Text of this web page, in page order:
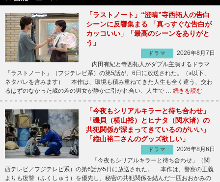
「ラストノート」“澄晴”寺西拓人の告白
シーンに反響集まる 「真っすぐな告白が
カッコいい」「最高のシーンをありがと
う」
ドラマ
2026年8月7日
内田有紀と寺西拓人がダブル主演するドラマ
「ラストノート」（フジテレビ系）の第5話が、6日に放送された。（※以下、
ネタバレを含みます） 本作は、環境も積み重ねてきた人生も全く違う、交わ
るはずのなかった歳の差の男女が静かに引かれ合い、人生で … 続きを読む
「今夜もシリアルキラーと待ち合わせ」
「磯貝（横山裕）とヒナタ（関水渚）の
共犯関係が深まってきているのがいい」
「縦山裕二さんのグッズ欲しい」
ドラマ
2026年8月6日
「今夜もシリアルキラーと待ち合わせ」（関
西テレビ／フジテレビ系）の第6話が5日に放送された。 本作は、警察の正義
よりも復讐（ふくしゅう）を優先し、秘密の共犯関係を結んだ一匹おおかみの